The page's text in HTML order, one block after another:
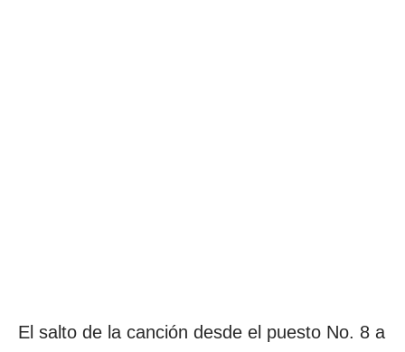
El salto de la canción desde el puesto No. 8 a